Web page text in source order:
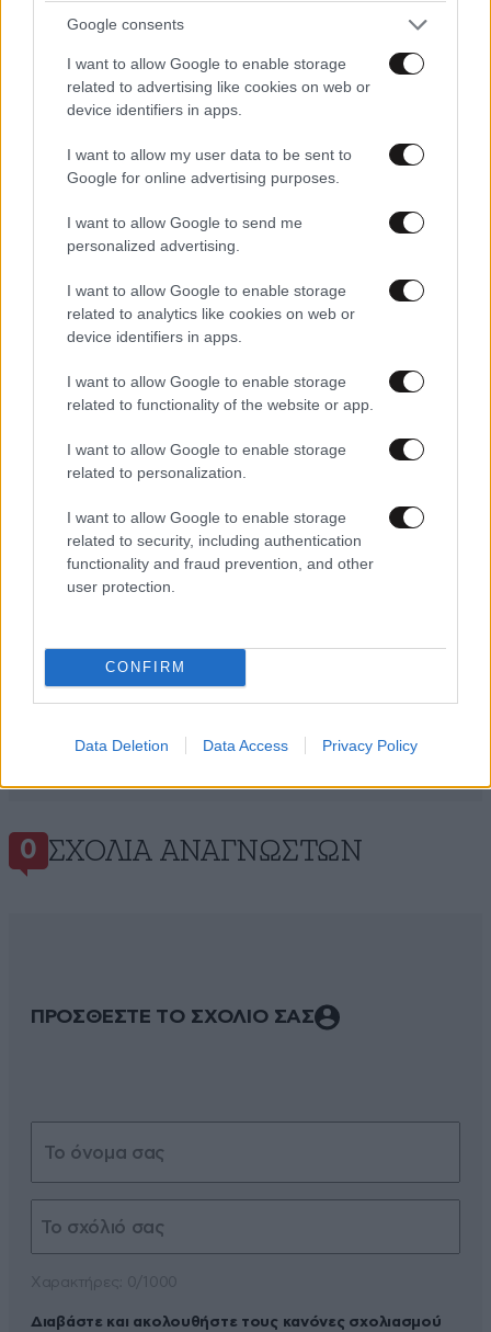
Google consents
I want to allow Google to enable storage
related to advertising like cookies on web or
device identifiers in apps.
I want to allow my user data to be sent to
Google for online advertising purposes.
I want to allow Google to send me
personalized advertising.
I want to allow Google to enable storage
related to analytics like cookies on web or
device identifiers in apps.
I want to allow Google to enable storage
related to functionality of the website or app.
I want to allow Google to enable storage
related to personalization.
I want to allow Google to enable storage
related to security, including authentication
functionality and fraud prevention, and other
user protection.
CONFIRM
Data Deletion Data Access Privacy Policy
Τέλος στις καθυστερήσεις για τις πινακίδες
κυκλοφορίας – Τι αλλάζει με το νέο ψηφιακό
Ακολουθήστε τοNEWSBEASTστοGoogle News
και μάθετε πρώτοι όλες τις ειδήσεις
0 ΣΧΌΛΙΑ ΑΝΑΓΝΩΣΤΏΝ
ΠΡΟΣΘΕΣΤΕ ΤΟ ΣΧΟΛΙΟ ΣΑΣ
Διαβάστε και ακολουθήστε τους κανόνες σχολιασμού